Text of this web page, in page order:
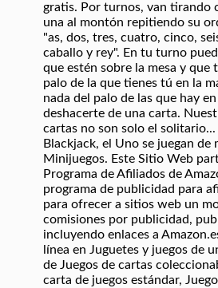
gratis. Por turnos, van tirando
una al montón repitiendo su
"as, dos, tres, cuatro, cinco,
caballo y rey". En tu turno
que estén sobre la mesa y que
palo de la que tienes tú en la
nada del palo de las que hay
deshacerte de una carta.
cartas no son solo el solitario...
Blackjack, el Uno se juegan de
Minijuegos. Este Sitio Web
Programa de Afiliados de
programa de publicidad para
para ofrecer a sitios web un
comisiones por publicidad,
incluyendo enlaces a
línea en Juguetes y juegos de
de Juegos de cartas
carta de juegos estándar,